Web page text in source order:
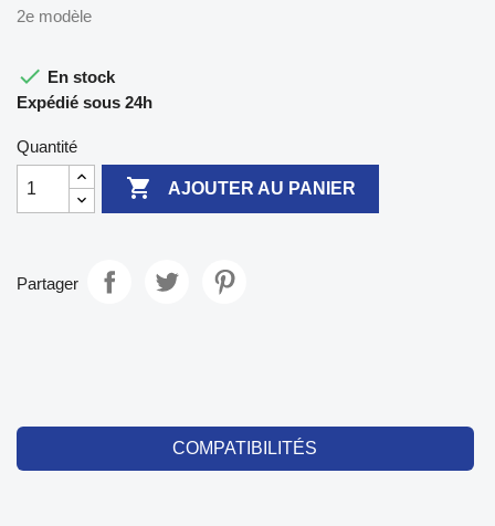
2e modèle
 En stock
Expédié sous 24h
Quantité
 AJOUTER AU PANIER
Partager
COMPATIBILITÉS